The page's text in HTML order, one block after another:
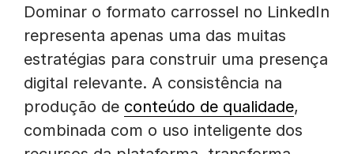
Dominar o formato carrossel no LinkedIn
representa apenas uma das muitas
estratégias para construir uma presença
digital relevante. A consistência na
produção de conteúdo de qualidade,
combinada com o uso inteligente dos